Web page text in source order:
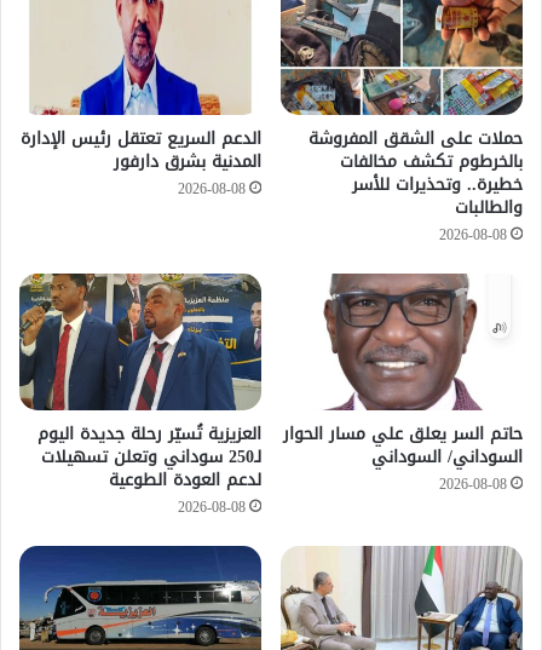
حملات على الشقق المفروشة
بالخرطوم تكشف مخالفات
خطيرة.. وتحذيرات للأسر
والطالبات
2026-08-08
الدعم السريع تعتقل رئيس الإدارة
المدنية بشرق دارفور
2026-08-08
حاتم السر يعلق علي مسار الحوار
السوداني/ السوداني
2026-08-08
العزيزية تُسيّر رحلة جديدة اليوم
لـ250 سوداني وتعلن تسهيلات
لدعم العودة الطوعية
2026-08-08